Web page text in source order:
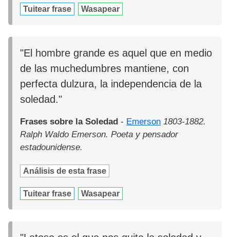
Tuitear frase Wasapear
"El hombre grande es aquel que en medio
de las muchedumbres mantiene, con
perfecta dulzura, la independencia de la
soledad."
Frases sobre la Soledad - Emerson 1803-1882.
Ralph Waldo Emerson. Poeta y pensador
estadounidense.
Análisis de esta frase
Tuitear frase Wasapear